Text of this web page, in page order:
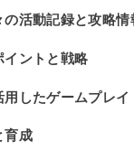
の活動記録と攻略情
イントと戦略
したゲームプレイ
育成